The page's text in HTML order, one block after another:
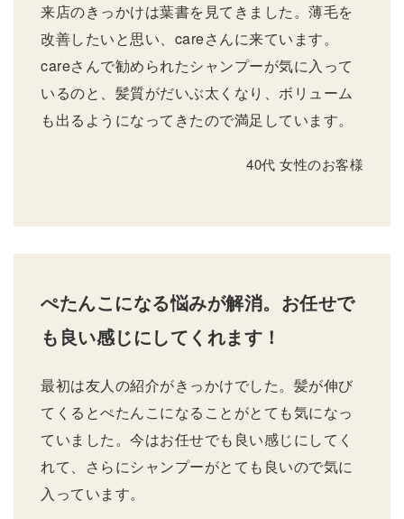
来店のきっかけは葉書を見てきました。薄毛を
改善したいと思い、careさんに来ています。
careさんで勧められたシャンプーが気に入って
いるのと、髪質がだいぶ太くなり、ボリューム
も出るようになってきたので満足しています。
40代 女性のお客様
ぺたんこになる悩みが解消。お任せで
も良い感じにしてくれます！
最初は友人の紹介がきっかけでした。髪が伸び
てくるとぺたんこになることがとても気になっ
ていました。今はお任せでも良い感じにしてく
れて、さらにシャンプーがとても良いので気に
入っています。